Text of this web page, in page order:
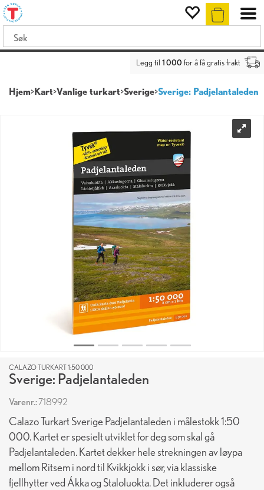
Legg til 1 000 for å få gratis frakt
Hjem>Kart>Vanlige turkart>Sverige>Sverige: Padjelantaleden
CALAZO TURKART 1:50 000
Sverige: Padjelantaleden
Varenr.:718992
Calazo Turkart Sverige Padjelantaleden i målestokk 1:50
000. Kartet er spesielt utviklet for deg som skal gå
Padjelantaleden. Kartet dekker hele strekningen av løypa
mellom Ritsem i nord til Kvikkjokk i sør, via klassiske
fjellhytter ved Ákka og Staloluokta. Det inkluderer også